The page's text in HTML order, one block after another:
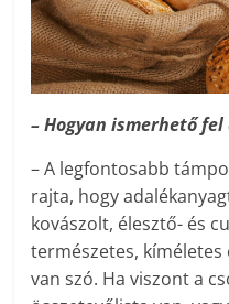
– Hogyan ismerhető
– A legfontosabb
rajta, hogy
kovászolt, élesztő- és
természetes,
van szó. Ha viszont a